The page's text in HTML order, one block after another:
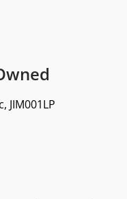
JIM001LP